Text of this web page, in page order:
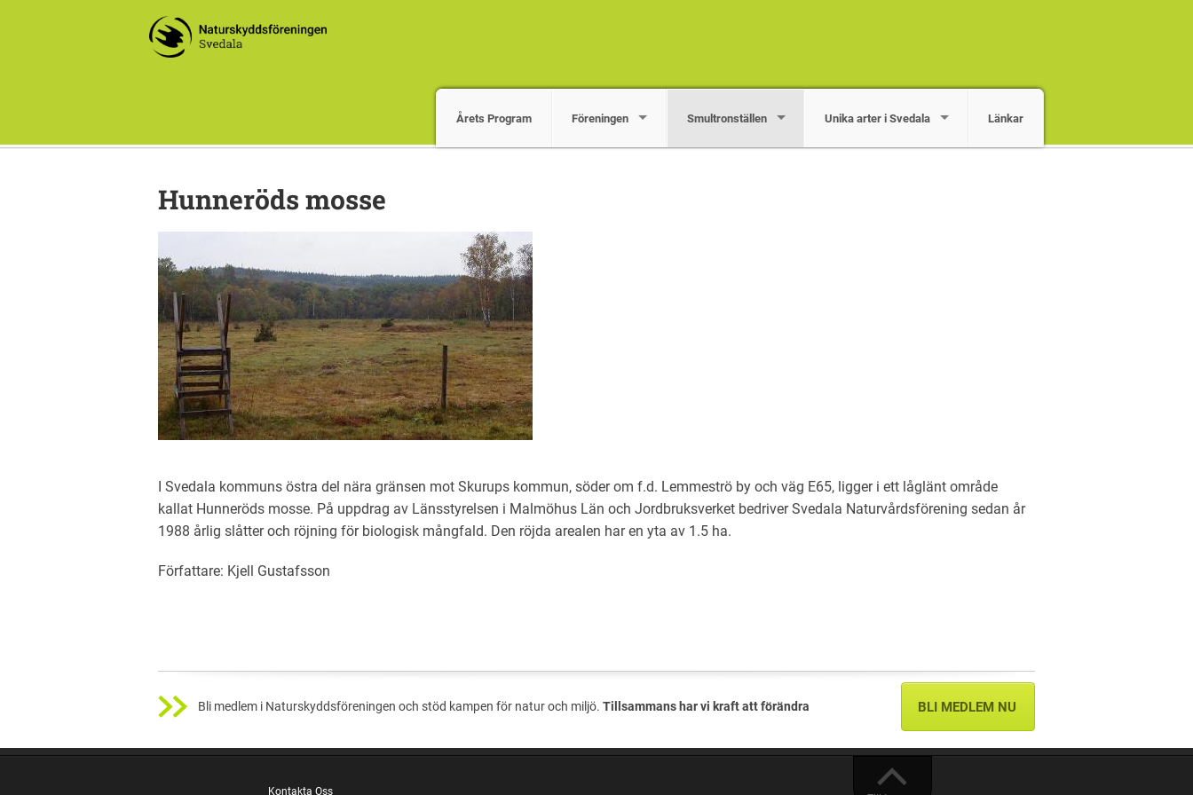
Årets Program Föreningen Smultronställen Unika arter i Svedala Länkar
Hunneröds mosse
I Svedala kommuns östra del nära gränsen mot Skurups kommun, söder om f.d. Lemmeströ by och väg E65, ligger i ett låglänt område
kallat Hunneröds mosse. På uppdrag av Länsstyrelsen i Malmöhus Län och Jordbruksverket bedriver Svedala Naturvårdsförening sedan år
1988 årlig slåtter och röjning för biologisk mångfald. Den röjda arealen har en yta av 1.5 ha.
Författare: Kjell Gustafsson
Bli medlem i Naturskyddsföreningen och stöd kampen för natur och miljö. Tillsammans har vi kraft att förändra BLI MEDLEM NU
Kontakta Oss